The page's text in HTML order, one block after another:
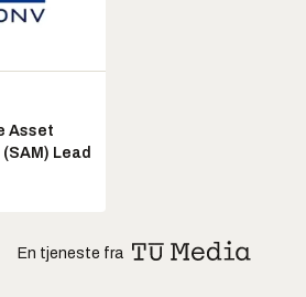
Asset
Lead
En tjeneste fra